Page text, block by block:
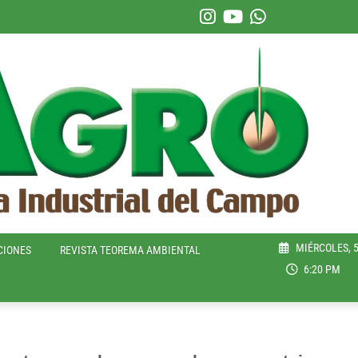
REVISTA TEOREMA AMBIENTAL
MIÉRCOLES,
6:20 PM